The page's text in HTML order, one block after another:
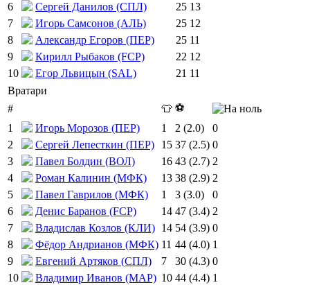
6
Сергей Данилов (СПЛ) 25 13
7
Игорь Самсонов (АЛЬ) 25 12
8
Александр Егоров (ПЕР) 25 11
9
Кирилл Рыбаков (FCР) 22 12
10
Егор Львицын (SAL) 21 11
Вратари
#
👕 ⚽
1
Игорь Морозов (ПЕР) 1 2 (2.0)
0
2
Сергей Лепесткин (ПЕР) 15 37 (2.5) 0
3
Павел Болдин (ВОЛ) 16 43 (2.7) 2
4
Роман Калинин (МФК) 13 38 (2.9) 2
5
Павел Гаврилов (МФК) 1 3 (3.0)
0
6
Денис Баранов (FCР) 14 47 (3.4) 2
7
Владислав Козлов (КЛИ) 14 54 (3.9) 0
8
Фёдор Андрианов (МФК) 11 44 (4.0) 1
9
Евгений Артяков (СПЛ) 7 30 (4.3) 0
10
Владимир Иванов (МАР) 10 44 (4.4) 1